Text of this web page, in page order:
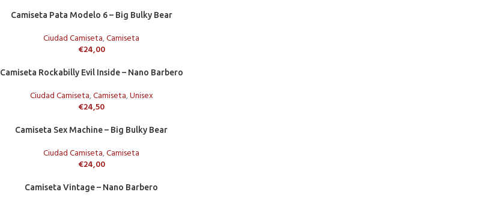
Camiseta Pata Modelo 6 – Big Bulky Bear
Ciudad Camiseta,Camiseta
€24,00
Camiseta Rockabilly Evil Inside – Nano Barbero
Ciudad Camiseta,Camiseta,Unisex
€24,50
Camiseta Sex Machine – Big Bulky Bear
Ciudad Camiseta,Camiseta
€24,00
Camiseta Vintage – Nano Barbero